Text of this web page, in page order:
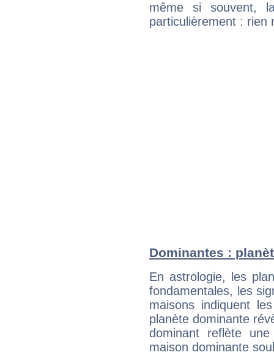
même si souvent,
particulièrement : rien
Dominantes :
En astrologie, les
fondamentales, les
maisons indiquent
planète dominante
dominant reflète
maison dominante